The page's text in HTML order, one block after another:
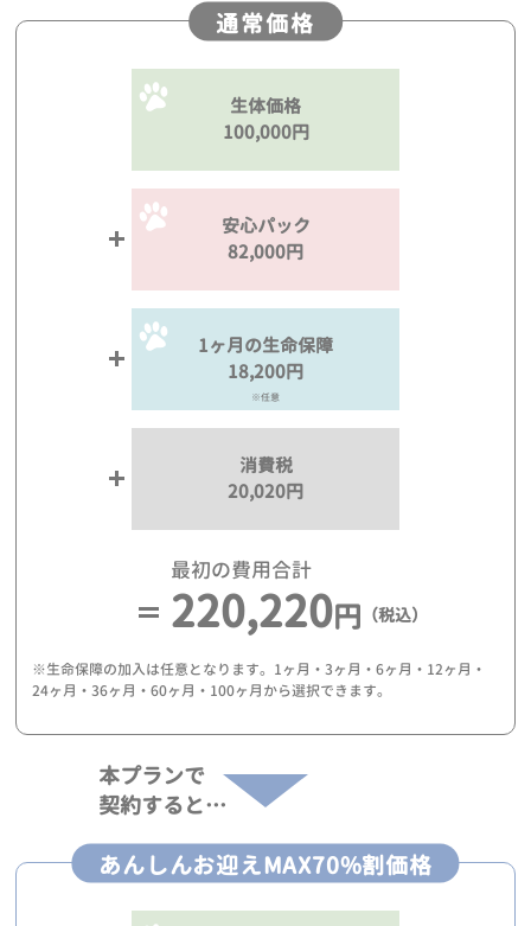
通常価格
生体価格
100,000円
安心パック
82,000円
1ヶ月の生命保障
18,200円
※任意
消費税
20,020円
最初の費用合計
220,220円 （税込）
※生命保障の加入は任意となります。1ヶ月・3ヶ月・6ヶ月・12ヶ月・
24ヶ月・36ヶ月・60ヶ月・100ヶ月から選択できます。
本プランで
契約すると…
あんしんお迎えMAX70%割価格